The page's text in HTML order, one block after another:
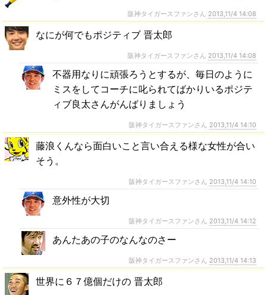
阪神タイガースファンさん 2013,11/4 14:08
なにが何でもポジティブ 晋太郎
阪神タイガースファンさん 2013,11/4 14:08
不器用なりに頑張ろうとするが、毎日のように
ミスをしてコーチに叱られてばかりいるポジテ
ィブ良太さんがんばりましょう
阪神タイガースファンさん 2013,11/4 14:10
藤浪くんなら面白いこと言い合える様な女性が合い
そう。
阪神タイガースファンさん 2013,11/4 14:10
意外性が大切
阪神タイガースファンさん 2013,11/4 14:12
あんたあの子のなんなのさー
阪神タイガースファンさん 2013,11/4 14:13
世界に６７億個だけの 晋太郎